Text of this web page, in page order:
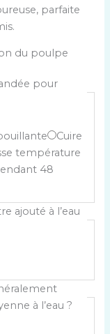
parfaite
du poulpe
pour
Cuire
température
48
ajouté à l’eau
à l’eau ?